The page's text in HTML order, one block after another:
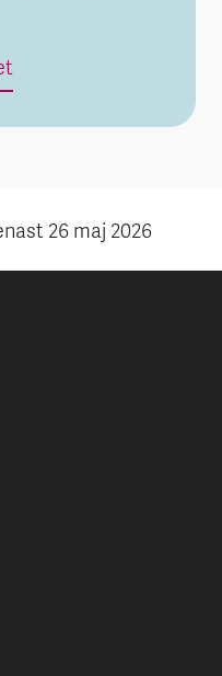
Ansökan om
26 maj 2026